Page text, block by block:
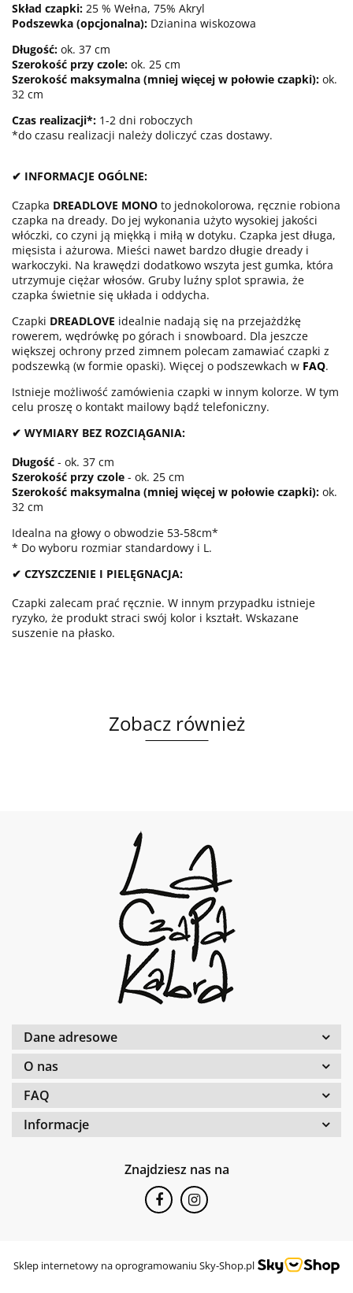
Skład czapki: 25 % Wełna, 75% Akryl
Podszewka (opcjonalna): Dzianina wiskozowa
Długość: ok. 37 cm
Szerokość przy czole: ok. 25 cm
Szerokość maksymalna (mniej więcej w połowie czapki): ok.
32 cm
Czas realizacji*: 1-2 dni roboczych
*do czasu realizacji należy doliczyć czas dostawy.
✔ INFORMACJE OGÓLNE:
Czapka DREADLOVE MONO to jednokolorowa, ręcznie robiona
czapka na dready. Do jej wykonania użyto wysokiej jakości
włóczki, co czyni ją miękką i miłą w dotyku. Czapka jest długa,
mięsista i ażurowa. Mieści nawet bardzo długie dready i
warkoczyki. Na krawędzi dodatkowo wszyta jest gumka, która
utrzymuje ciężar włosów. Gruby luźny splot sprawia, że
czapka świetnie się układa i oddycha.
Czapki DREADLOVE idealnie nadają się na przejażdżkę
rowerem, wędrówkę po górach i snowboard. Dla jeszcze
większej ochrony przed zimnem polecam zamawiać czapki z
podszewką (w formie opaski). Więcej o podszewkach w FAQ.
Istnieje możliwość zamówienia czapki w innym kolorze. W tym
celu proszę o kontakt mailowy bądź telefoniczny.
✔ WYMIARY BEZ ROZCIĄGANIA:
Długość - ok. 37 cm
Szerokość przy czole - ok. 25 cm
Szerokość maksymalna (mniej więcej w połowie czapki): ok.
32 cm
Idealna na głowy o obwodzie 53-58cm*
* Do wyboru rozmiar standardowy i L.
✔ CZYSZCZENIE I PIELĘGNACJA:
Czapki zalecam prać ręcznie. W innym przypadku istnieje
ryzyko, że produkt straci swój kolor i kształt. Wskazane
suszenie na płasko.
Zobacz również
Dane adresowe
O nas
FAQ
Informacje
Znajdziesz nas na
Sklep internetowy na oprogramowaniu Sky-Shop.pl